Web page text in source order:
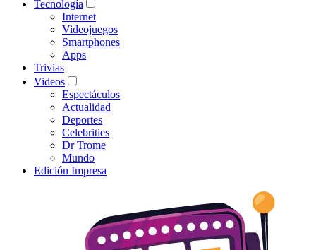
Tecnología
Internet
Videojuegos
Smartphones
Apps
Trivias
Videos
Espectáculos
Actualidad
Deportes
Celebrities
Dr Trome
Mundo
Edición Impresa